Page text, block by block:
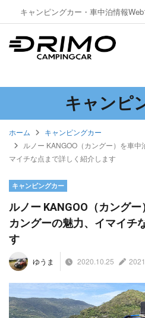
キャンピングカー・車中泊情報
キャンピ
ホーム
キャンピングカー
ルノー KANGOO（カングー）を車
マイチな点まで詳しく紹介します
キャンピングカー
ルノー KANGOO（カングー
カングーの魅力、イマイチ
す
ゆうま 2020.10.25